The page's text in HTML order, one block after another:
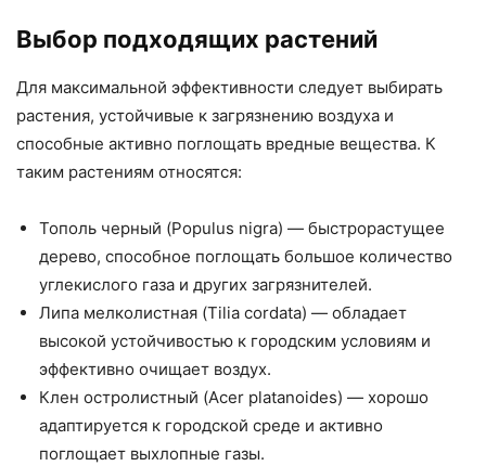
Выбор подходящих растений
Для максимальной эффективности следует выбирать
растения, устойчивые к загрязнению воздуха и
способные активно поглощать вредные вещества. К
таким растениям относятся:
Тополь черный (Populus nigra) — быстрорастущее
дерево, способное поглощать большое количество
углекислого газа и других загрязнителей.
Липа мелколистная (Tilia cordata) — обладает
высокой устойчивостью к городским условиям и
эффективно очищает воздух.
Клен остролистный (Acer platanoides) — хорошо
адаптируется к городской среде и активно
поглощает выхлопные газы.